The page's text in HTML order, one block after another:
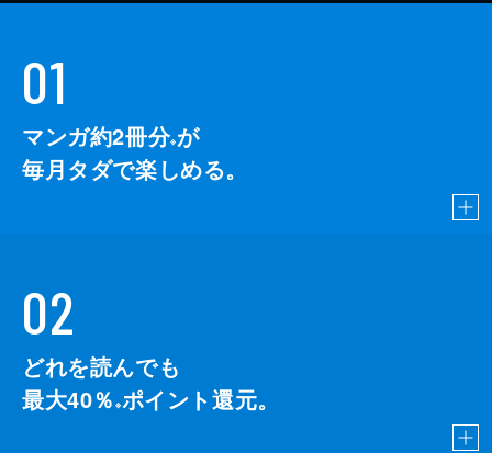
01
マンガ約2冊分※が
毎月タダで楽しめる。
02
どれを読んでも
最大40％ ※ポイント還元。